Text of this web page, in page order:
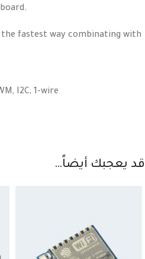
fastest way combinating with
I2C, 1-wire
قد يعجبك أيضاً…